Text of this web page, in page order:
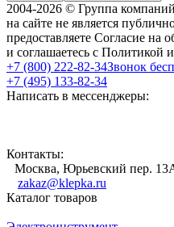
2004-2026 © Группа
на сайте не является
предоставляете Согласие на
и соглашаетесь с Политикой
+7 (800) 222-82-34Звонок
+7 (495) 133-82-34
Написать в мессенджеры:
Контакты:
Москва, Юрьевский пер.
zakaz@klepka.ru
Каталог товаров